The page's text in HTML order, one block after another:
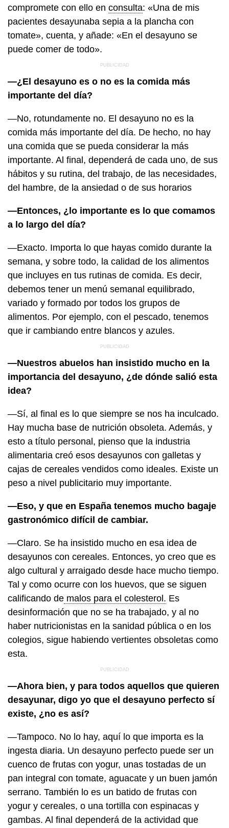
compromete con ello en consulta: «Una de mis
pacientes desayunaba sepia a la plancha con
tomate», cuenta, y añade: «En el desayuno se
puede comer de todo».
—¿El desayuno es o no es la comida más
importante del día?
—No, rotundamente no. El desayuno no es la
comida más importante del día. De hecho, no hay
una comida que se pueda considerar la más
importante. Al final, dependerá de cada uno, de sus
hábitos y su rutina, del trabajo, de las necesidades,
del hambre, de la ansiedad o de sus horarios
—Entonces, ¿lo importante es lo que comamos
a lo largo del día?
—Exacto. Importa lo que hayas comido durante la
semana, y sobre todo, la calidad de los alimentos
que incluyes en tus rutinas de comida. Es decir,
debemos tener un menú semanal equilibrado,
variado y formado por todos los grupos de
alimentos. Por ejemplo, con el pescado, tenemos
que ir cambiando entre blancos y azules.
—Nuestros abuelos han insistido mucho en la
importancia del desayuno, ¿de dónde salió esta
idea?
—Sí, al final es lo que siempre se nos ha inculcado.
Hay mucha base de nutrición obsoleta. Además, y
esto a título personal, pienso que la industria
alimentaria creó esos desayunos con galletas y
cajas de cereales vendidos como ideales. Existe un
peso a nivel publicitario muy importante.
—Eso, y que en España tenemos mucho bagaje
gastronómico difícil de cambiar.
—Claro. Se ha insistido mucho en esa idea de
desayunos con cereales. Entonces, yo creo que es
algo cultural y arraigado desde hace mucho tiempo.
Tal y como ocurre con los huevos, que se siguen
calificando de malos para el colesterol. Es
desinformación que no se ha trabajado, y al no
haber nutricionistas en la sanidad pública o en los
colegios, sigue habiendo vertientes obsoletas como
esta.
—Ahora bien, y para todos aquellos que quieren
desayunar, digo yo que el desayuno perfecto sí
existe, ¿no es así?
—Tampoco. No lo hay, aquí lo que importa es la
ingesta diaria. Un desayuno perfecto puede ser un
cuenco de frutas con yogur, unas tostadas de un
pan integral con tomate, aguacate y un buen jamón
serrano. También lo es un batido de frutas con
yogur y cereales, o una tortilla con espinacas y
gambas. Al final dependerá de la actividad que